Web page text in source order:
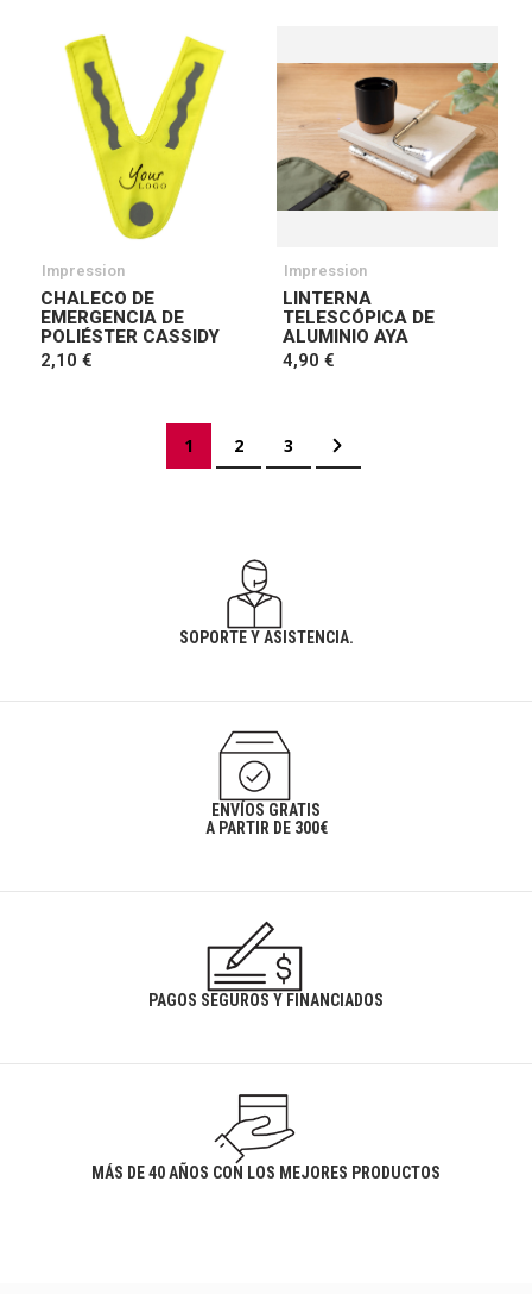
Impression
CHALECO DE
EMERGENCIA DE
POLIÉSTER CASSIDY
2,10 €
Impression
LINTERNA
TELESCÓPICA DE
ALUMINIO AYA
4,90 €
Actualmente estás leyendo página
1 Página
2 Página
3 Página
Siguiente
SOPORTE Y ASISTENCIA.
ENVÍOS GRATIS
A PARTIR DE 300€
PAGOS SEGUROS Y FINANCIADOS
MÁS DE 40 AÑOS CON LOS MEJORES PRODUCTOS